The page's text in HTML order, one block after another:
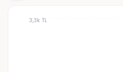
3,3k TL